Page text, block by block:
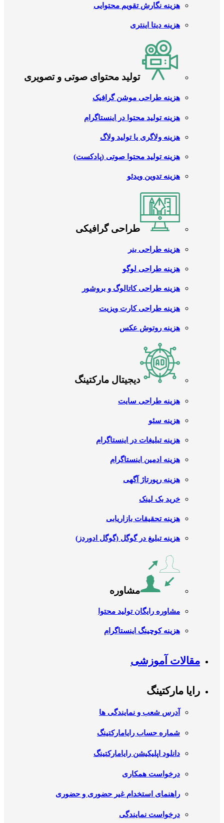
هزینه نگارش تقویم محتوایی
هزینه دیتا اینتری
تولید محتوای صوتی و تصویری
هزینه طراحی موشن گرافیک
هزینه تولید محتوا در اینستاگرام
هزینه ولاگری یا تولید ولاگ
هزینه تولید محتوا صوتی (پادکست)
هزینه تدوین ویدئو
طراحی گرافیکی
هزینه طراحی بنر
هزینه طراحی لوگو
هزینه طراحی کاتالوگ و بروشور
هزینه طراحی کارت ویزیت
هزینه روتوش عکس
دیجیتال مارکتینگ
هزینه طراحی سایت
هزینه سئو
هزینه تبلیغات در اینستاگرام
هزینه ادمین اینستاگرام
هزینه رپورتاژ آگهی
خرید بک لینک
هزینه تحقیقات بازاریابی
هزینه تبلیغ در گوگل (گوگل ادوردز)
مشاوره
مشاوره رایگان تولید محتوا
هزینه کوچینگ اینستاگرام
مقالات آموزشی
رایا مارکتینگ
آدرس شعب و نمایندگی ها
شماره حساب رایامارکتینگ
دانلود اپلیکیشن رایامارکتینگ
درخواست همکاری
راهنمای استخدام غیر حضوری و حضوری
درخواست نمایندگی